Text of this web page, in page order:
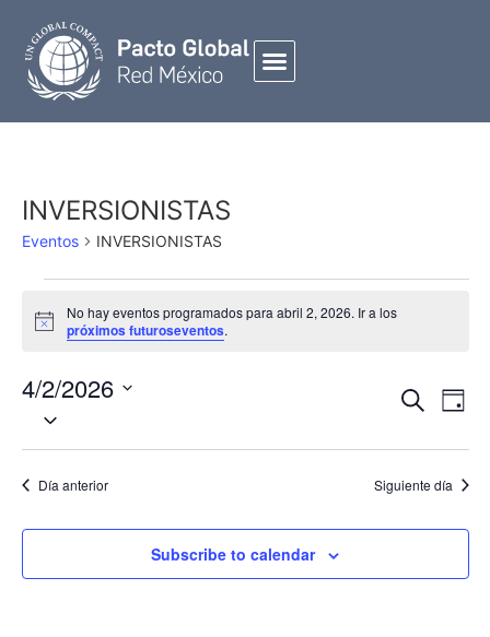
INVERSIONISTAS
Eventos INVERSIONISTAS
Notice
No hay eventos programados para abril 2, 2026. Ir a los
próximos futuroseventos.
Vistas
Eventos
Buscar
DE
Día
4/2/2026
Seleccionar
fecha.
Día anterior Siguiente día
Subscribe to calendar